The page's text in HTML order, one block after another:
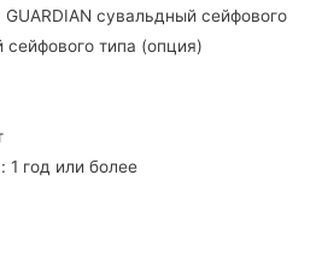
сувальдный сейфового
сейфового типа (опция)
1 год или более